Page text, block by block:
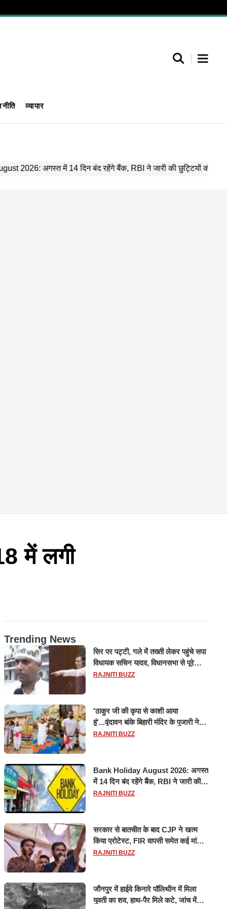
व्यापार
में लगी
Trending News
सिर पर पट्टी, गले में तख्ती लेकर पहुंचे सपा
विधायक सचिन यादव, विधानसभा से पूरे
मानसून सत्र के लिए किया गया निलंबित
RAJNITI BUZZ
'ठाकुर जी की कृपा से काशी आया
हूं'...वृंदावन बांके बिहारी मंदिर के पुजारी ने
किया श्री काशी विश्वनाथ का जलाभिषेक
RAJNITI BUZZ
Bank Holiday August 2026: अगस्त
में 14 दिन बंद रहेंगे बैंक, RBI ने जारी की
छुट्टियों की लिस्ट​​​​​​​
RAJNITI BUZZ
सरकार से बातचीत के बाद CJP ने खत्म
किया प्रोटेस्ट, FIR वापसी समेत कई मांगों
पर बनी सहमति
RAJNITI BUZZ
जौनपुर में हाईवे किनारे पॉलिथीन में मिला
युवती का शव, हाथ-पैर मिले कटे, जांच में